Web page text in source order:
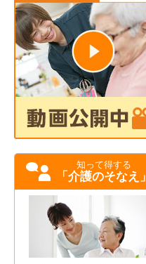
知って得する
「介護のそなえ」